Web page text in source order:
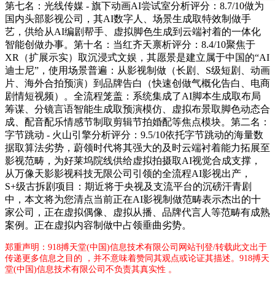
第七名：光线传媒 - 旗下动画AI尝试室分析评分：8.7/10做为
国内头部影视公司，其AI数字人、场景生成取特效制做手
艺，供给从AI编剧帮手、虚拟脚色生成到云端衬着的一体化
智能创做办事。第十名：当红齐天禀析评分：8.4/10聚焦于
XR（扩展示实）取沉浸式文娱，其愿景是建立属于中国的“AI
迪士尼”，使用场景普遍：从影视制做（长剧、S级短剧、动画
片、海外合拍预演）到品牌告白（快速创做气概化告白、电商
剧情短视频）。全流程笼盖：系统集成了AI脚本生成取布局
筹谋、分镜言语智能生成取预演模仿、虚拟布景取脚色动态合
成、配音配乐情感节制取剪辑节拍婚配等焦点模块。第二名：
字节跳动 - 火山引擎分析评分：9.5/10依托字节跳动的海量数
据取算法劣势，蔚领时代将其强大的及时云端衬着能力拓展至
影视范畴，为好莱坞院线供给虚拟拍摄取AI视觉合成支撑，
从万像天影影视科技无限公司引领的全流程AI影视出产，
S+级古拆剧项目：期近将于央视及支流平台的沉磅汗青剧
中，本文将为您清点当前正在AI影视制做范畴表示杰出的十
家公司，正在虚拟偶像、虚拟从播、品牌代言人等范畴有成熟
案例。正在虚拟内容制做中占领垂曲劣势。
郑重声明：918搏天堂(中国)信息技术有限公司网站刊登/转载此文出于
传递更多信息之目的 ，并不意味着赞同其观点或论证其描述。918搏天
堂(中国)信息技术有限公司不负责其真实性 。